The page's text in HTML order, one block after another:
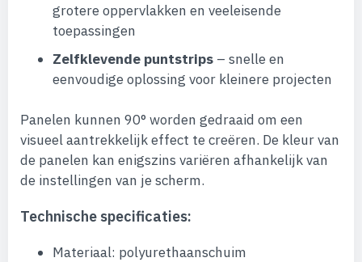
grotere oppervlakken en veeleisende
toepassingen
Zelfklevende puntstrips – snelle en
eenvoudige oplossing voor kleinere projecten
Panelen kunnen 90° worden gedraaid om een
visueel aantrekkelijk effect te creëren. De kleur van
de panelen kan enigszins variëren afhankelijk van
de instellingen van je scherm.
Technische specificaties:
Materiaal: polyurethaanschuim